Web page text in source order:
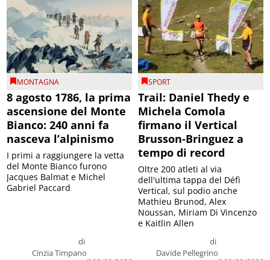
MONTAGNA
8 agosto 1786, la prima
ascensione del Monte
Bianco: 240 anni fa
nasceva l’alpinismo
di
Cinzia Timpano
I primi a raggiungere la vetta
del Monte Bianco furono
Jacques Balmat e Michel
Gabriel Paccard
SPORT
Trail: Daniel Thedy e
Michela Comola
firmano il Vertical
Brusson-Bringuez a
tempo di record
di
Davide Pellegrino
Oltre 200 atleti al via
dell'ultima tappa del Défì
Vertical, sul podio anche
Mathieu Brunod, Alex
Noussan, Miriam Di Vincenzo
e Kaitlin Allen